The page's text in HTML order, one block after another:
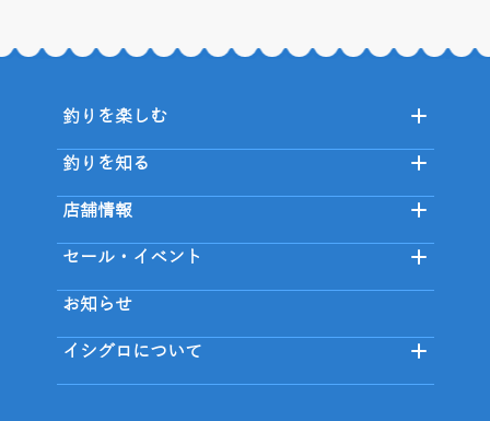
釣りを楽しむ
釣りを知る
店舗情報
セール・イベント
お知らせ
イシグロについて